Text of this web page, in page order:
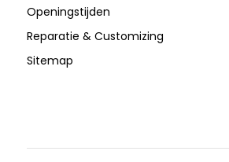
Openingstijden
Reparatie & Customizing
Sitemap